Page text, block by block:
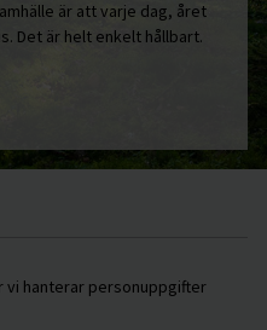
är att varje dag, året
Det är helt enkelt hållbart.
vi hanterar personuppgifter